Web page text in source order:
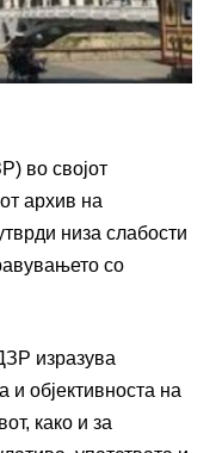
во својот
архив на
низа слабости
со
изразува
објективноста на
како и за